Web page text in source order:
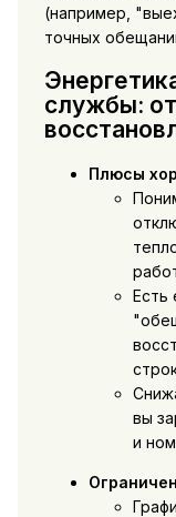
(например,
точных
службы:
Плюсы
Есть
вы
и